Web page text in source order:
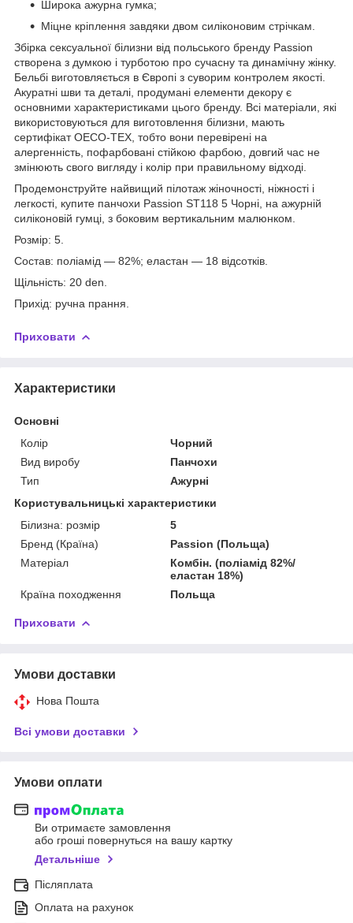
Широка ажурна гумка;
Міцне кріплення завдяки двом силіконовим стрічкам.
Збірка сексуальної білизни від польського бренду Passion
створена з думкою і турботою про сучасну та динамічну жінку.
Бельбі виготовляється в Європі з суворим контролем якості.
Акуратні шви та деталі, продумані елементи декору є
основними характеристиками цього бренду. Всі матеріали, які
використовуються для виготовлення білизни, мають
сертифікат OECO-TEX, тобто вони перевірені на
алергенність, пофарбовані стійкою фарбою, довгий час не
змінюють свого вигляду і колір при правильному відході.
Продемонструйте найвищий пілотаж жіночності, ніжності і
легкості, купите панчохи Passion ST118 5 Чорні, на ажурній
силіконовій гумці, з боковим вертикальним малюнком.
Розмір: 5.
Состав: поліамід — 82%; еластан — 18 відсотків.
Щільність: 20 den.
Прихід: ручна прання.
Приховати
Характеристики
Основні
Колір
Чорний
Вид виробу
Панчохи
Тип
Ажурні
Користувальницькі характеристики
Білизна: розмір
5
Бренд (Країна)
Passion (Польща)
Матеріал
Комбін. (поліамід 82%/
еластан 18%)
Країна походження
Польща
Приховати
Умови доставки
Нова Пошта
Всі умови доставки
Умови оплати
Ви отримаєте замовлення
або гроші повернуться на вашу картку
Детальніше
Післяплата
Оплата на рахунок